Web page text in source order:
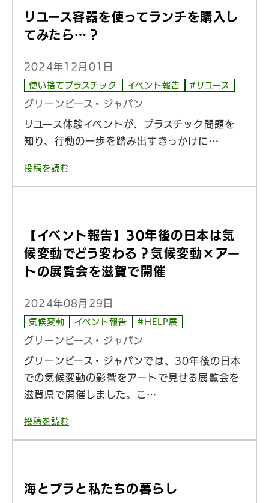
リユース容器を使ってランチを購入し
てみたら…？
2024年12月01日
使い捨てプラスチック イベント報告 #リユース
グリーンピース・ジャパン
リユース体験イベントが、プラスチック問題を
知り、行動の一歩を踏み出すきっかけに…
投稿を読む
【イベント報告】30年後の日本は気
候変動でどう変わる？気候変動×アー
トの展覧会を滋賀で開催
2024年08月29日
気候変動 イベント報告 #HELP展
グリーンピース・ジャパン
グリーンピース・ジャパンでは、30年後の日本
での気候変動の影響をアートで見せる展覧会を
滋賀県で開催しました。こ…
投稿を読む
海とプラと私たちの暮らし